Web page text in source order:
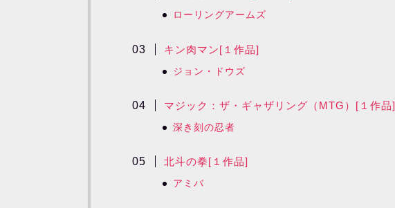
ローリングアームズ
キン肉マン[１作品]
ジョン・ドウズ
マジック：ザ・ギャザリング（MTG）[１作品]
深き刻の忍者
北斗の拳[１作品]
アミバ